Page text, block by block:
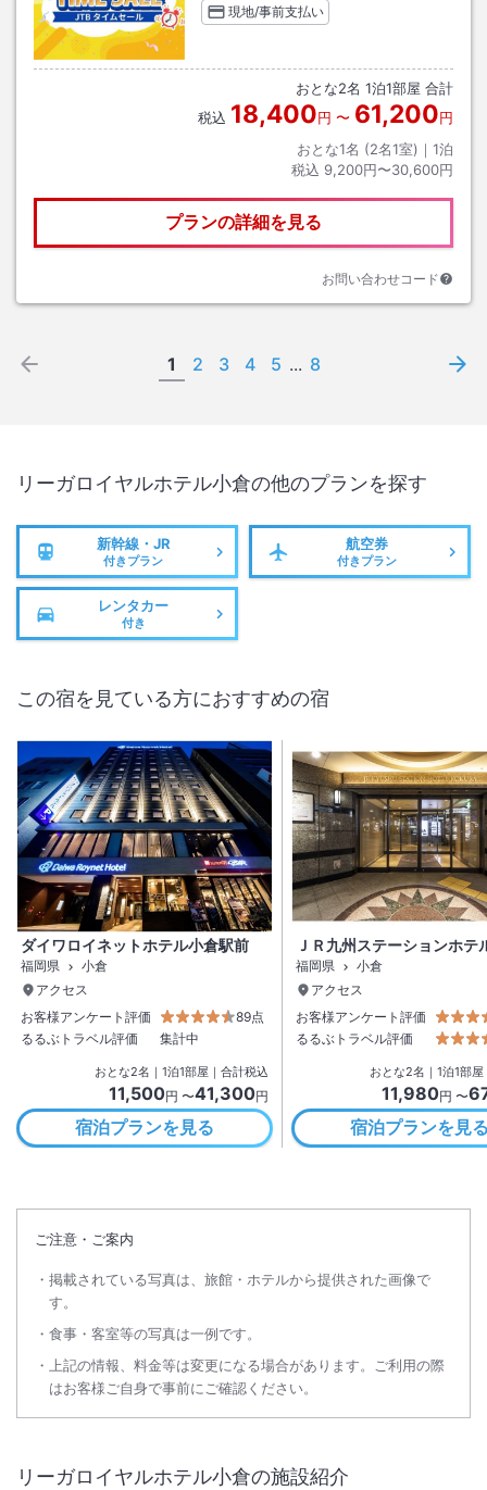
現地/事前支払い
おとな2名 1泊1部屋 合計
税込 18,400円 〜 61,200円
おとな1名 (2名1室)｜ 1泊
税込 9,200円〜30,600円
プランの詳細を見る
お問い合わせコード
1 2 3 4 5 ... 8
リーガロイヤルホテル小倉の他のプランを探す
新幹線・JR
付きプラン
航空券
付きプラン
レンタカー
付き
この宿を見ている方におすすめの宿
ダイワロイネットホテル小倉駅前
福岡県
小倉
アクセス
お客様アンケート評価
89点
るるぶトラベル評価
集計中
おとな2名 ｜ 1泊1部屋｜合計税込
11,500円 〜41,300円
宿泊プランを見る
ＪＲ九州ステーションホテ
福岡県
小倉
アクセス
お客様アンケート評価
るるぶトラベル評価
おとな2名 ｜ 1泊1部屋
11,980円 〜
宿泊プランを見
ご注意・ご案内
掲載されている写真は、旅館・ホテルから提供された画像で
す。
食事・客室等の写真は一例です。
上記の情報、料金等は変更になる場合があります。ご利用の際
はお客様ご自身で事前にご確認ください。
リーガロイヤルホテル小倉の施設紹介